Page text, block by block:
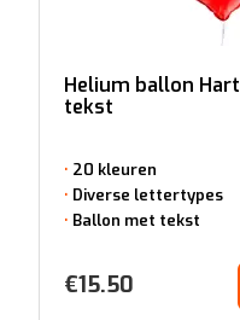
Helium ballon
tekst
20 kleuren
Diverse lettertypes
Ballon met tekst
€15.50